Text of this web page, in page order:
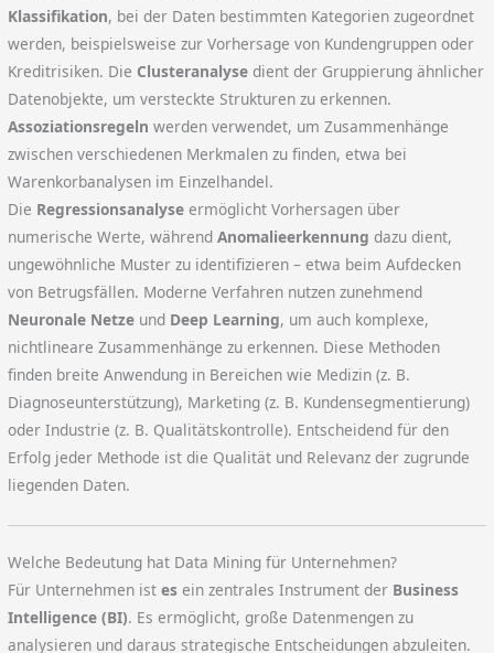
Klassifikation, bei der Daten bestimmten Kategorien zugeordnet
werden, beispielsweise zur Vorhersage von Kundengruppen oder
Kreditrisiken. Die Clusteranalyse dient der Gruppierung ähnlicher
Datenobjekte, um versteckte Strukturen zu erkennen.
Assoziationsregeln werden verwendet, um Zusammenhänge
zwischen verschiedenen Merkmalen zu finden, etwa bei
Warenkorbanalysen im Einzelhandel.
Die Regressionsanalyse ermöglicht Vorhersagen über
numerische Werte, währendAnomalieerkennung dazu dient,
ungewöhnliche Muster zu identifizieren – etwa beim Aufdecken
von Betrugsfällen. Moderne Verfahren nutzen zunehmend
Neuronale Netze und Deep Learning, um auch komplexe,
nichtlineare Zusammenhänge zu erkennen. Diese Methoden
finden breite Anwendung in Bereichen wie Medizin (z. B.
Diagnoseunterstützung), Marketing (z. B. Kundensegmentierung)
oder Industrie (z. B. Qualitätskontrolle). Entscheidend für den
Erfolg jeder Methode ist die Qualität und Relevanz der zugrunde
liegenden Daten.
Welche Bedeutung hat Data Mining für Unternehmen?
Für Unternehmen istes ein zentrales Instrument der Business
Intelligence (BI). Es ermöglicht, große Datenmengen zu
analysieren und daraus strategische Entscheidungen abzuleiten.